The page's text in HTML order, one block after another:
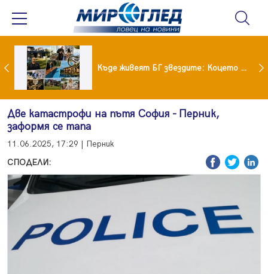
Ето го новият на Мартина от "Ергенът" Къде живеят БГ звездите: Коцето с дворец, Лозанова с имение, Миро с дом за над 2 млн. евро
Две катастрофи на пътя София - Перник,
заформя се тапа
11.06.2025, 17:29 | Перник
СПОДЕЛИ: